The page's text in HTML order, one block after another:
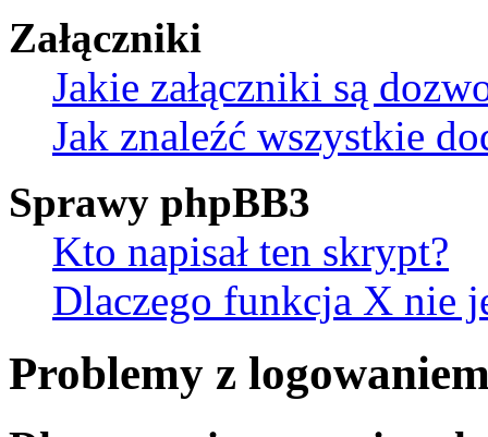
Załączniki
Jakie załączniki są
Jak znaleźć wszystkie
Sprawy phpBB3
Kto napisał ten skrypt?
Dlaczego funkcja X nie
Problemy z